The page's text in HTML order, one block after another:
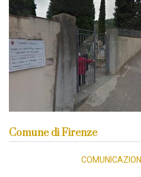
Comune di Firenze
COMUNICAZIONI